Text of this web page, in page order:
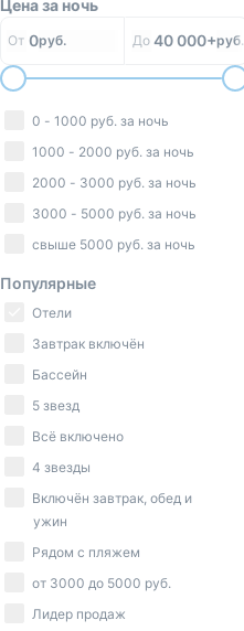
Цена за ночь
От 0руб. До 40 000+руб.
0 - 1000 руб. за ночь
1000 - 2000 руб. за ночь
2000 - 3000 руб. за ночь
3000 - 5000 руб. за ночь
свыше 5000 руб. за ночь
Популярные
Отели
Завтрак включён
Бассейн
5 звезд
Всё включено
4 звезды
Включён завтрак, обед и
ужин
Рядом с пляжем
от 3000 до 5000 руб.
Лидер продаж